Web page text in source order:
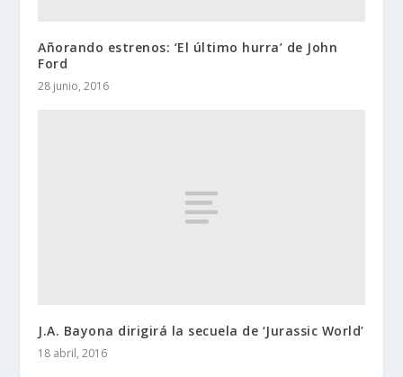
Añorando estrenos: ‘El último hurra’ de John
Ford
28 junio, 2016
J.A. Bayona dirigirá la secuela de ‘Jurassic World’
18 abril, 2016